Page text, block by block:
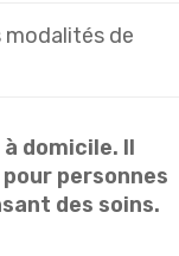
modalités de
domicile. Il
personnes
des soins.